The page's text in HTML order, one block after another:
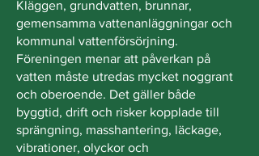
Kläggen, grundvatten, brunnar,
gemensamma vattenanläggningar och
kommunal vattenförsörjning.
Föreningen menar att påverkan på
vatten måste utredas mycket noggrant
och oberoende. Det gäller både
byggtid, drift och risker kopplade till
sprängning, masshantering, läckage,
vibrationer, olyckor och